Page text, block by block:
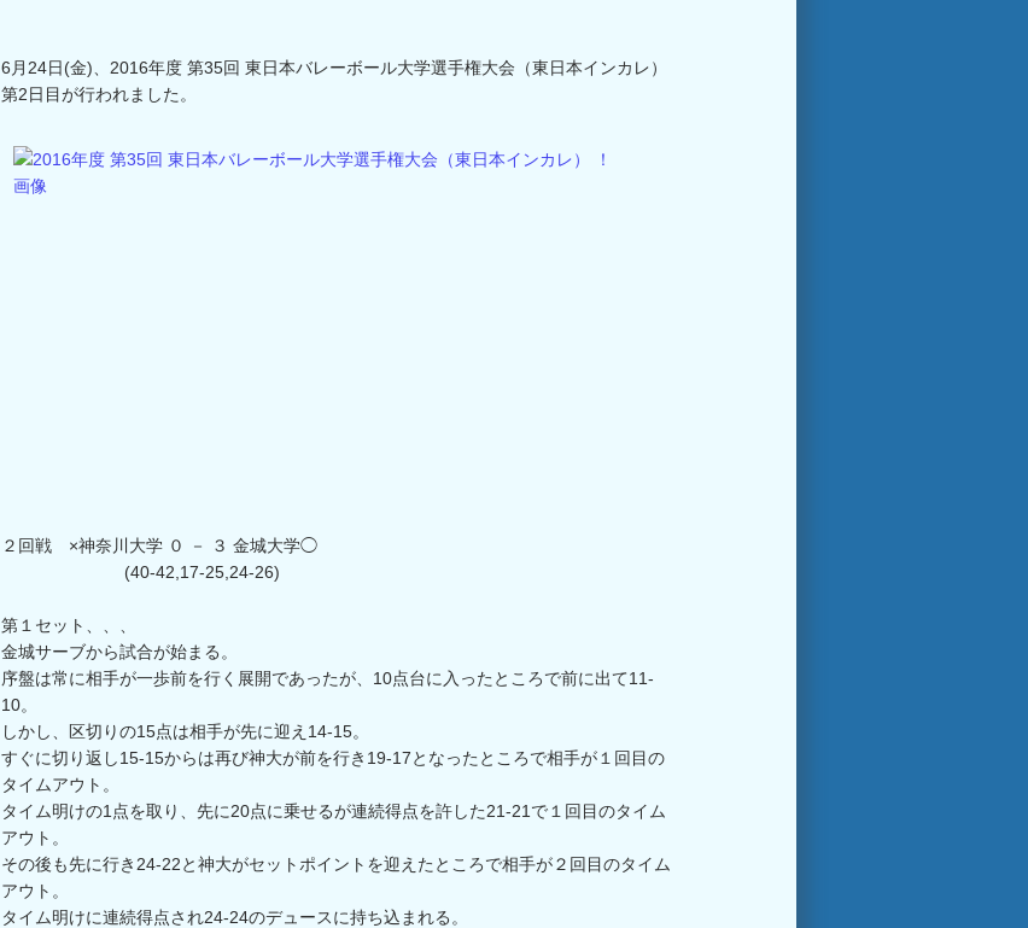
6月24日(金)、2016年度 第35回 東日本バレーボール大学選手権大会（東日本インカレ）
第2日目が行われました。
２回戦 ×神奈川大学 ０ － ３ 金城大学◯
(40-42,17-25,24-26)
第１セット、、、
金城サーブから試合が始まる。
序盤は常に相手が一歩前を行く展開であったが、10点台に入ったところで前に出て11-
10。
しかし、区切りの15点は相手が先に迎え14-15。
すぐに切り返し15-15からは再び神大が前を行き19-17となったところで相手が１回目の
タイムアウト。
タイム明けの1点を取り、先に20点に乗せるが連続得点を許した21-21で１回目のタイム
アウト。
その後も先に行き24-22と神大がセットポイントを迎えたところで相手が２回目のタイム
アウト。
タイム明けに連続得点され24-24のデュースに持ち込まれる。